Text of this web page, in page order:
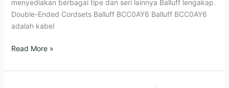
menyediakan berbagai tipe dan seri lainnya Balluff lengakap.
Double-Ended Cordsets Balluff BCC0AY6 Balluff BCC0AY6
adalah kabel
Read More »